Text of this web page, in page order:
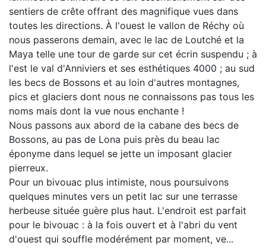
sentiers de crête offrant des magnifique vues dans
toutes les directions. À l'ouest le vallon de Réchy où
nous passerons demain, avec le lac de Loutché et la
Maya telle une tour de garde sur cet écrin suspendu ; à
l'est le val d'Anniviers et ses esthétiques 4000 ; au sud
les becs de Bossons et au loin d'autres montagnes,
pics et glaciers dont nous ne connaissons pas tous les
noms mais dont la vue nous enchante !
Nous passons aux abord de la cabane des becs de
Bossons, au pas de Lona puis près du beau lac
éponyme dans lequel se jette un imposant glacier
pierreux.
Pour un bivouac plus intimiste, nous poursuivons
quelques minutes vers un petit lac sur une terrasse
herbeuse située guère plus haut. L'endroit est parfait
pour le bivouac : à la fois ouvert et à l'abri du vent
d'ouest qui souffle modérément par moment, ve...